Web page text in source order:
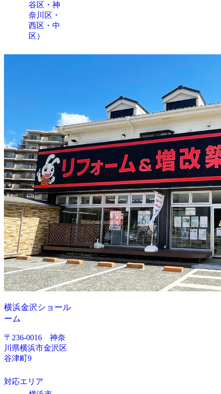
谷区・神
奈川区・
西区・中
区）
横浜金沢ショール
ーム
〒236-0016 神奈
川県横浜市金沢区
谷津町9
対応エリア